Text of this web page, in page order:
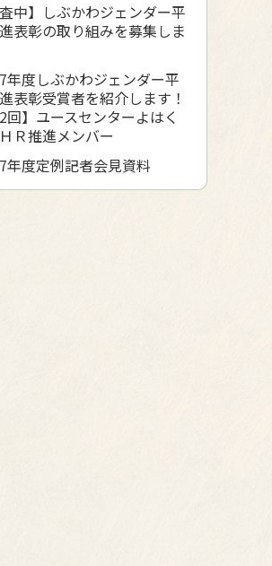
査中】しぶかわジェンダー平
表彰の取り組みを募集しま
年度しぶかわジェンダー平
表彰受賞者を紹介します！
2回】ユースセンターよはく
Ｒ推進メンバー
年度定例記者会見資料